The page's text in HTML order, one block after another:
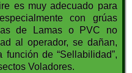
es muy adecuado para
con grúas
de Lamas o PVC no
al operador, se dañan,
de “Sellabilidad”,
Voladores.